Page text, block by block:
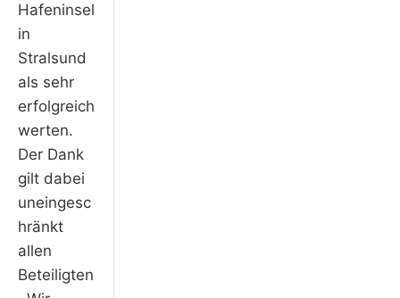
Hafeninsel
in
Stralsund
als sehr
erfolgreich
werten.
Der Dank
gilt dabei
uneingesc
hränkt
allen
Beteiligten